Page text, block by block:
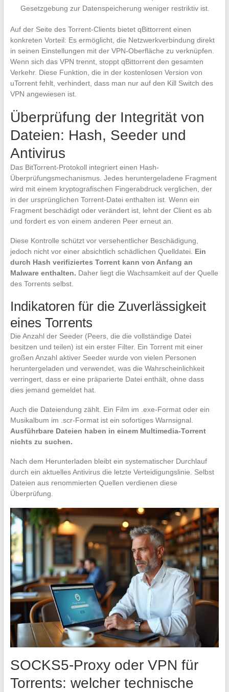
Gesetzgebung zur Datenspeicherung weniger restriktiv ist.
Auf der Seite des Torrent-Clients bietet qBittorrent einen
konkreten Vorteil: Es ermöglicht, die Netzwerkverbindung direkt
in seinen Einstellungen mit der VPN-Oberfläche zu verknüpfen.
Wenn sich das VPN trennt, stoppt qBittorrent den gesamten
Verkehr. Diese Funktion, die in der kostenlosen Version von
uTorrent fehlt, verhindert, dass man nur auf den Kill Switch des
VPN angewiesen ist.
Überprüfung der Integrität von
Dateien: Hash, Seeder und
Antivirus
Das BitTorrent-Protokoll integriert einen Hash-
Überprüfungsmechanismus. Jedes heruntergeladene Fragment
wird mit einem kryptografischen Fingerabdruck verglichen, der
in der ursprünglichen Torrent-Datei enthalten ist. Wenn ein
Fragment beschädigt oder verändert ist, lehnt der Client es ab
und fordert es von einem anderen Peer erneut an.
Diese Kontrolle schützt vor versehentlicher Beschädigung,
jedoch nicht vor einer absichtlich schädlichen Quelldatei. Ein
durch Hash verifiziertes Torrent kann von Anfang an
Malware enthalten. Daher liegt die Wachsamkeit auf der Quelle
des Torrents selbst.
Indikatoren für die Zuverlässigkeit
eines Torrents
Die Anzahl der Seeder (Peers, die die vollständige Datei
besitzen und teilen) ist ein erster Filter. Ein Torrent mit einer
großen Anzahl aktiver Seeder wurde von vielen Personen
heruntergeladen und verwendet, was die Wahrscheinlichkeit
verringert, dass er eine präparierte Datei enthält, ohne dass
dies jemand gemeldet hat.
Auch die Dateiendung zählt. Ein Film im .exe-Format oder ein
Musikalbum im .scr-Format ist ein sofortiges Warnsignal.
Ausführbare Dateien haben in einem Multimedia-Torrent
nichts zu suchen.
Nach dem Herunterladen bleibt ein systematischer Durchlauf
durch ein aktuelles Antivirus die letzte Verteidigungslinie. Selbst
Dateien aus renommierten Quellen verdienen diese
Überprüfung.
SOCKS5-Proxy oder VPN für
Torrents: welcher technische